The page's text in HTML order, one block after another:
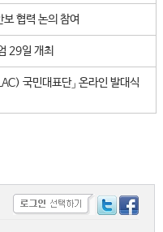
협력 논의 참여
29일 개최
국민대표단」 온라인 발대식